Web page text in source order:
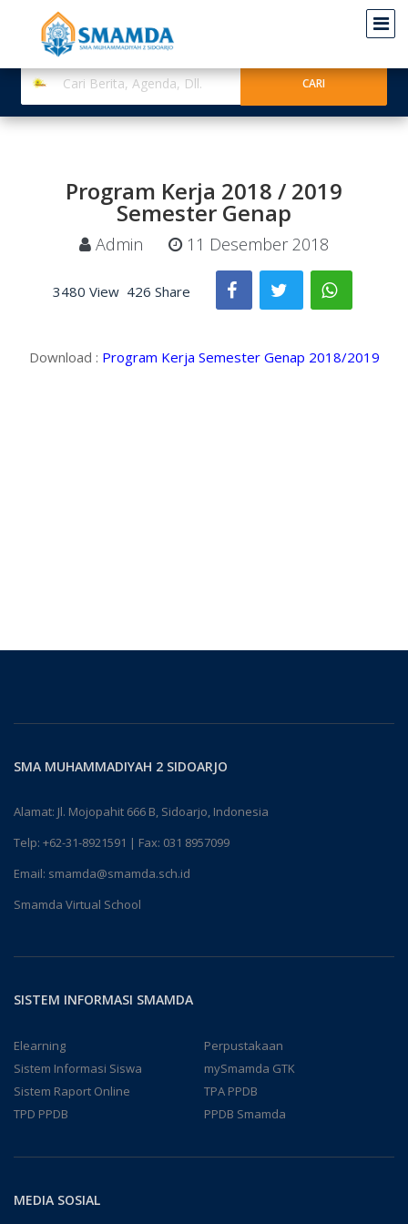
Program Kerja 2018 / 2019
Semester Genap
Admin 11 Desember 2018
3480 View 426 Share
Download : Program Kerja Semester Genap 2018/2019
SMA MUHAMMADIYAH 2 SIDOARJO
Alamat: Jl. Mojopahit 666 B, Sidoarjo, Indonesia
Telp: +62-31-8921591 | Fax: 031 8957099
Email: smamda@smamda.sch.id
Smamda Virtual School
SISTEM INFORMASI SMAMDA
Elearning
Perpustakaan
Sistem Informasi Siswa
mySmamda GTK
Sistem Raport Online
TPA PPDB
TPD PPDB
PPDB Smamda
MEDIA SOSIAL